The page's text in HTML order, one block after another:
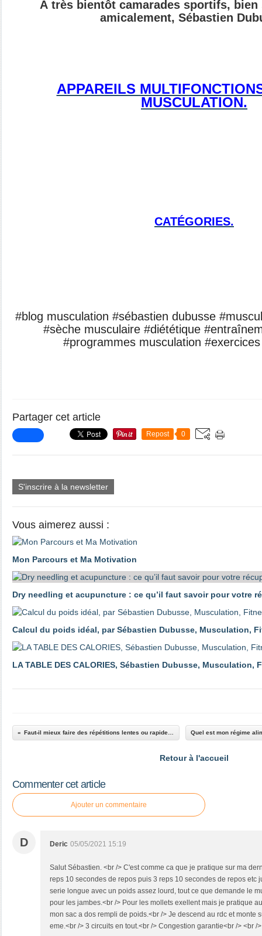
À très bientôt camarades sportifs,
amicalement, Sébastien
APPAREILS
MUSCULATION.
CATÉGORIES.
#blog musculation #sébastien dubusse
#sèche musculaire #diététique
#programmes musculation
Partager cet article
Repost 0
S'inscrire à la newsletter
Vous aimerez aussi :
Mon Parcours et Ma Motivation
Dry needling et acupuncture : ce qu’il faut savoir pour votre
Calcul du poids idéal, par Sébastien Dubusse, Musculation,
LA TABLE DES CALORIES, Sébastien Dubusse, Musculation,
Retour à l'accueil
Commenter cet article
Ajouter un commentaire
D Deric 05/05/2021 15:19
Salut Sébastien. <br /> C'est comme ca que je pratique sur ma
reps 10 secondes de repos puis 3 reps 10 secondes de repos etc
serie longue avec un poids assez lourd, tout ce que demande le
pour les jambes.<br /> Pour les mollets exellent mais je pratique
mon sac a dos rempli de poids.<br /> Je descend au rdc et monte
eme.<br /> 3 circuits en tout.<br /> Congestion garantie<br /> <br /